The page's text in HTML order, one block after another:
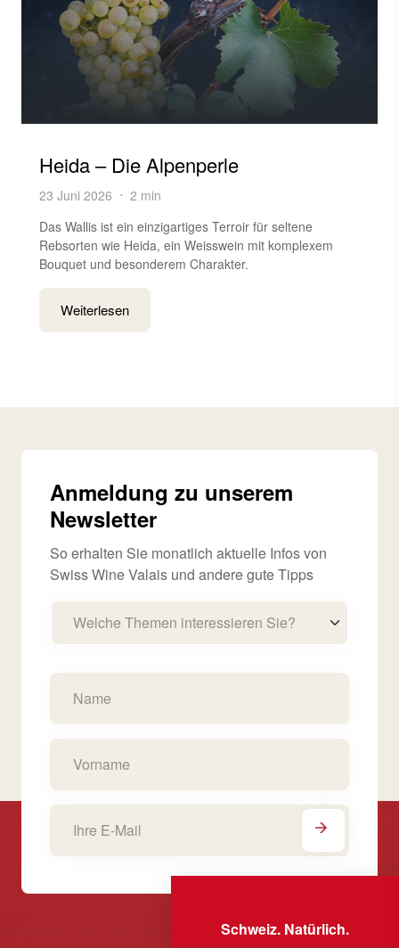
Heida – Die Alpenperle
23 Juni 2026
2 min
Das Wallis ist ein einzigartiges Terroir für seltene
Rebsorten wie Heida, ein Weisswein mit komplexem
Bouquet und besonderem Charakter.
Weiterlesen
Anmeldung zu unserem
Newsletter
So erhalten Sie monatlich aktuelle Infos von
Swiss Wine Valais und andere gute Tipps
Welche Themen interessieren Sie?
Schweiz. Natürlich.